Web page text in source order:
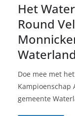
Het
Round
Doe mee met
Kampioenschap
gemeente